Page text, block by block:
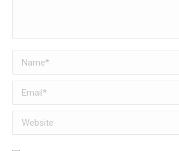
Name *
Email *
Website